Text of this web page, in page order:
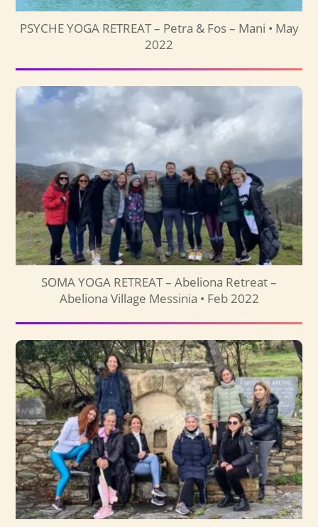
PSYCHE YOGA RETREAT – Petra & Fos – Mani • May
2022
SOMA YOGA RETREAT – Abeliona Retreat –
Abeliona Village Messinia • Feb 2022